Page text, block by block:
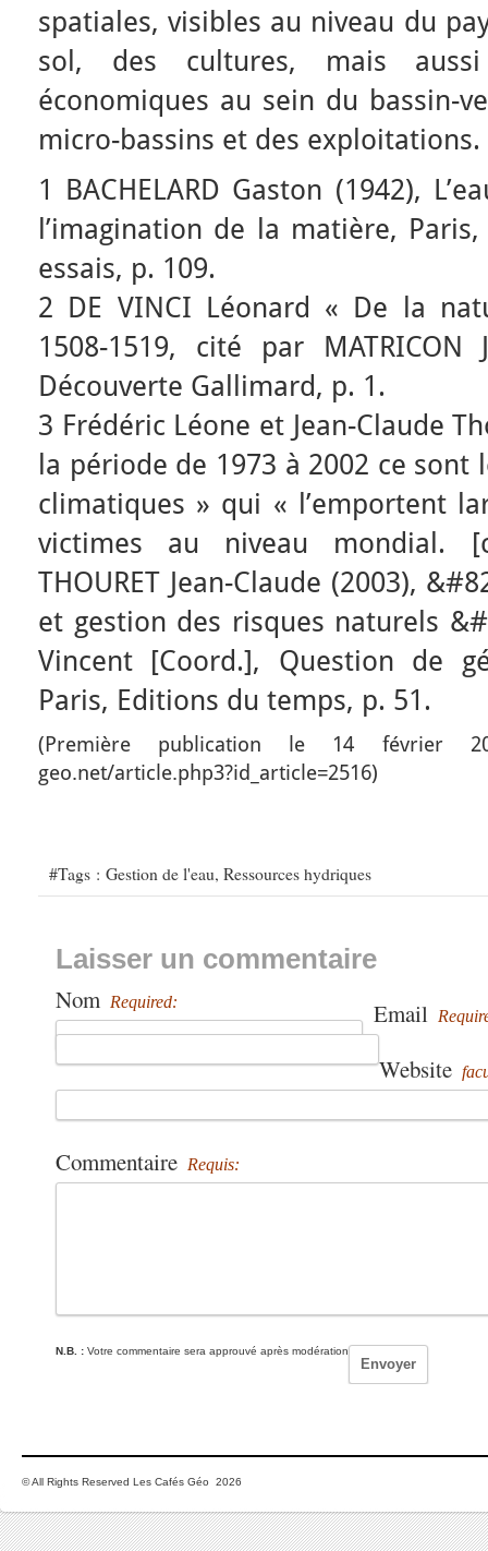
spatiales, visibles au niveau du
sol, des cultures, mais
économiques au sein du bassin-
micro-bassins et des exploitations.
1 BACHELARD Gaston (1942),
l’imagination de la matière,
essais, p. 109.
2 DE VINCI Léonard « De la
1508-1519, cité par MATRICON
Découverte Gallimard, p. 1.
3 Frédéric Léone et Jean-Claude
la période de 1973 à 2002 ce
climatiques » qui « l’emportent
victimes au niveau mondial.
THOURET Jean-Claude (2003),
et gestion des risques naturels
Vincent [Coord.], Question de
Paris, Editions du temps, p. 51.
(Première publication le 14 février
geo.net/article.php3?id_article=2516)
#Tags : Gestion de l'eau, Ressources hydriques
Laisser un commentaire
Nom Required: Email
Website
Commentaire Requis:
N.B. : Votre commentaire sera approuvé après modération
© All Rights Reserved Les Cafés Géo 2026